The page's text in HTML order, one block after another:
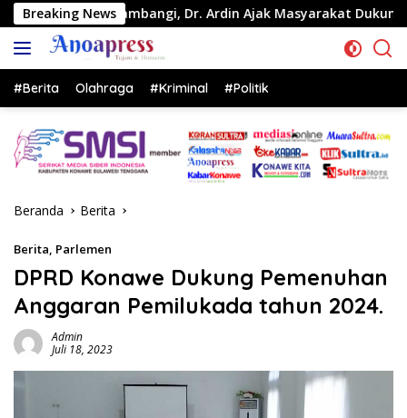
Langsung
ke
konten
Breaking News
di Lambangi, Dr. Ardin Ajak Masyarakat Dukung Program
#Berita Olahraga #Kriminal #Politik
Beranda Berita
Berita, Parlemen
DPRD Konawe Dukung Pemenuhan
Anggaran Pemilukada tahun 2024.
Admin
Juli 18, 2023